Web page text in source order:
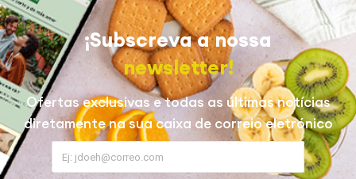
¡Subscreva a nossa
newsletter!
Ofertas exclusivas e todas as últimas notícias
diretamente na sua caixa de correio eletrónico